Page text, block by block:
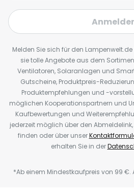
Melden Sie sich für den
sie tolle Angebote aus dem
Ventilatoren, Solaranlagen und
Gutscheine, Produktpreis-
Produktempfehlungen und -
möglichen Kooperationspartnern und
Kaufbewertungen und
jederzeit möglich über den
finden oder über unser
erhalten Sie in der
*Ab einem Mindestkaufpreis von 99